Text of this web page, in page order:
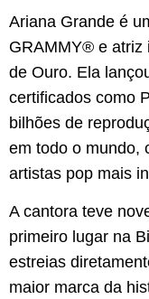
Ariana Grande é
GRAMMY® e atriz
de Ouro. Ela
certificados como
bilhões de
em todo o mundo,
artistas pop mais
A cantora teve
primeiro lugar na
estreias
maior marca da